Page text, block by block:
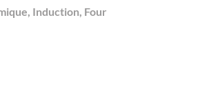
Induction, Four